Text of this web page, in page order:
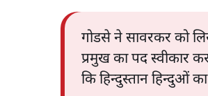
गोडसे ने सावरकर को
प्रमुख का पद स्वीकार
कि हिन्दुस्तान हिन्दुओं